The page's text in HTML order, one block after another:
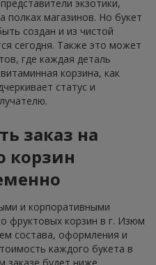
экзотики,
полках магазинов. Но букет
создан и из чистой
сегодня. Также это может
где каждая деталь
корзина, как
статус и
заказ на
корзин
и корпоративными
фруктовых корзин в г. Изюм
состава, оформления и
каждого букета в
заказе будет ниже.